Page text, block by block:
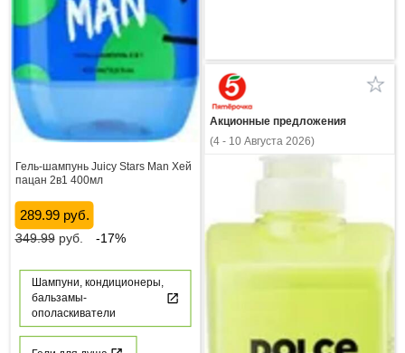
Гель-шампунь Juicy Stars Man Хей
пацан 2в1 400мл
289.99 руб.
349.99руб. -17%
Шампуни, кондиционеры,
бальзамы-
ополаскиватели
Акционные предложения
(4 - 10 Августа 2026)